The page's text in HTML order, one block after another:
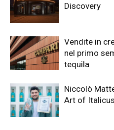
Discovery
Vendite in
nel primo
tequila
Niccolò
Art of